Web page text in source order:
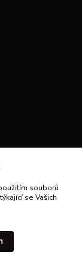
souborů
se Vašich